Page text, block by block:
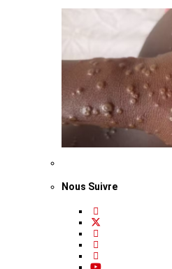
Nous Suivre